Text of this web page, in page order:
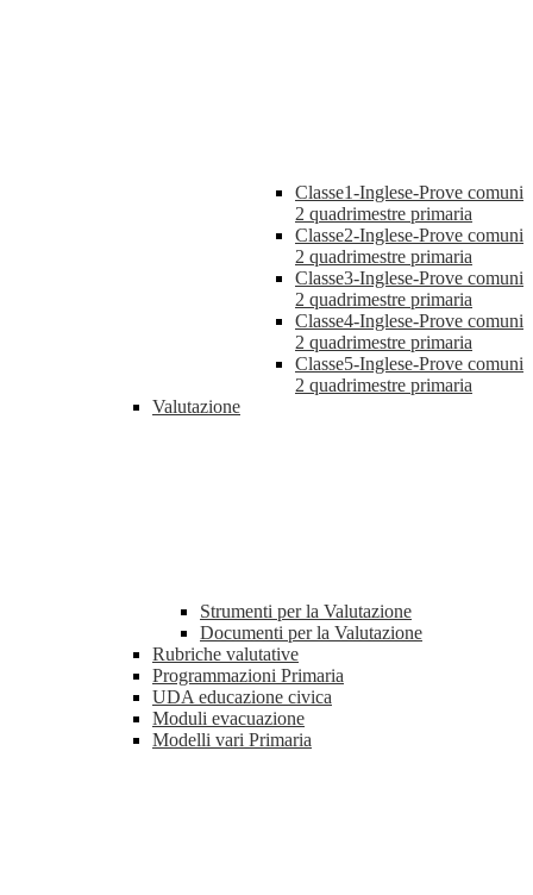
Classe1-Inglese-Prove comuni
2 quadrimestre primaria
Classe2-Inglese-Prove comuni
2 quadrimestre primaria
Classe3-Inglese-Prove comuni
2 quadrimestre primaria
Classe4-Inglese-Prove comuni
2 quadrimestre primaria
Classe5-Inglese-Prove comuni
2 quadrimestre primaria
Valutazione
Strumenti per la Valutazione
Documenti per la Valutazione
Rubriche valutative
Programmazioni Primaria
UDA educazione civica
Moduli evacuazione
Modelli vari Primaria